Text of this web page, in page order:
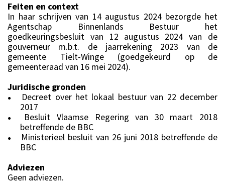
Feiten en context
In haar schrijven van 14 augustus 2024 bezorgde het
Agentschap Binnenlands Bestuur het
goedkeuringsbesluit van 12 augustus 2024 van de
gouverneur m.b.t. de jaarrekening 2023 van de
gemeente Tielt-Winge (goedgekeurd op de
gemeenteraad van 16 mei 2024).
Juridische gronden
●
Decreet over het lokaal bestuur van 22 december
2017
●
Besluit Vlaamse Regering van 30 maart 2018
betreffende de BBC
●
Ministerieel besluit van 26 juni 2018 betreffende de
BBC
Adviezen
Geen adviezen.